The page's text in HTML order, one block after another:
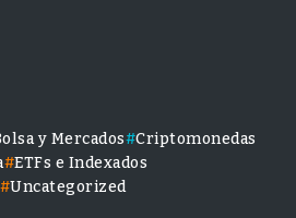
y Mercados
Criptomonedas
ETFs e Indexados
Uncategorized